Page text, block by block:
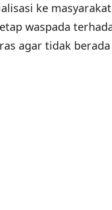
ke
waspada
agar tidak